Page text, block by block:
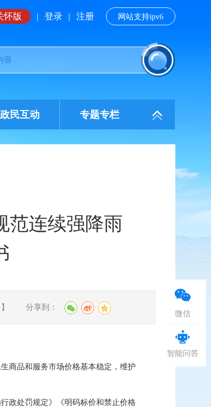
怀版 | 登录 | 注册 网站支持ipv6
政民互动 专题专栏
范连续强降雨
】 分享到：
商品和服务市场价格基本稳定，维护
政处罚规定》《明码标价和禁止价格
微信
智能问答